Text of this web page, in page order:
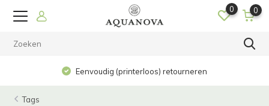
0 0
Eenvoudig (printerloos) retourneren
Tags